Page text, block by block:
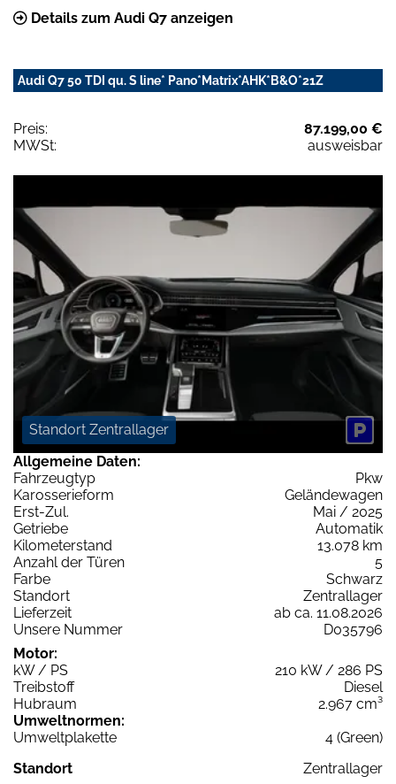
Details zum Audi Q7 anzeigen
Audi Q7 50 TDI qu. S line* Pano*Matrix*AHK*B&O*21Z
Preis:
87.199,00 €
MWSt:
ausweisbar
Standort Zentrallager
Allgemeine Daten:
Fahrzeugtyp
Pkw
Karosserieform
Geländewagen
Erst-Zul.
Mai / 2025
Getriebe
Automatik
Kilometerstand
13.078 km
Anzahl der Türen
5
Farbe
Schwarz
Standort
Zentrallager
Lieferzeit
ab ca. 11.08.2026
Unsere Nummer
D035796
Motor:
kW / PS
210 kW / 286 PS
Treibstoff
Diesel
Hubraum
2.967 cm³
Umweltnormen:
Umweltplakette
4 (Green)
Standort
Zentrallager